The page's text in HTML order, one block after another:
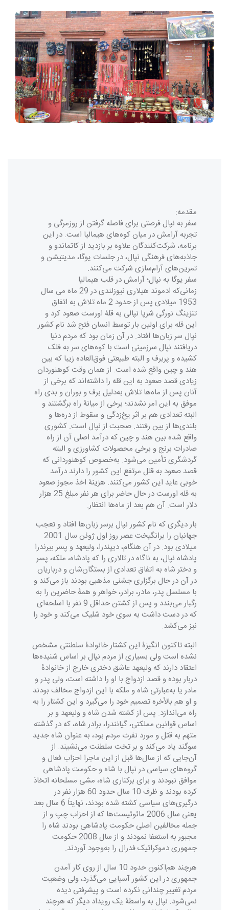
مقدمه:
سفر به نپال فرصتی برای فاصله گرفتن از روزمرگی و
تجربه آرامش در میان کوه‌های هیمالیا است. در این
برنامه، شرکت‌کنندگان علاوه بر بازدید از کاتماندو و
جاذبه‌های فرهنگی نپال، در جلسات یوگا، مدیتیشن و
تمرین‌های آرام‌سازی شرکت می‌کنند.
سفر یوگا به نپال؛ آرامش در قلب هیمالیا
زمانی‌که ادموند هیلاری نیوزلندی در 29 ماه می سال
1953 میلادی پس از حدود 2 ماه تلاش به اتفاق
تنزینگ نورگی شرپا نپالی به قلۀ اورست صعود کرد و
این قله برای اولین بار توسط انسان فتح شد نام کشور
نپال سر زبان‌ها افتاد. در آن زمان بود که مردم دنیا
دریافتند نپال سرزمینی است با کوه‌های سر به ‌فلک‌
کشیده و پربرف و البته طبیعتی فوق‌العاده زیبا که بین
هند و چین واقع شده است. از همان وقت کوهنوردان
زیادی قصد صعود به این قله را داشته‌اند که برخی از
آنان پس از ماه‌ها تلاش به‌دلیل برف و بوران و بدی راه
موفق به این امر نشدند؛ برخی از میانۀ راه برگشتند و
البته تعدادی هم بر اثر یخ‌زدگی و سقوط از دره‌ها و
بلندی‌ها از بین رفتند. صحبت از نپال است. کشوری
واقع شده بین هند و چین که درآمد اصلی آن از راه
صادرات برنج و برخی محصولات کشاورزی و البته
گردشگری تأمین می‌شود. به‌خصوص کوهنوردانی که
قصد صعود به قلل مرتفع این کشور را دارند درآمد
خوبی عاید این کشور می‌کنند. هزینۀ اخذ مجوز صعود
به قله اورست در حال حاضر برای هر نفر مبلغ 25 هزار
دلار است. آن هم بعد از ماه‌ها انتظار.
بار دیگری که نام کشور نپال برسر زبان‌ها افتاد و تعجب
جهانیان را برانگیخت عصر روز اول ژوئن سال 2001
میلادی بود. در آن هنگام، دیپندرا، ولیعهد و پسر بیرندرا
پادشاه نپال، به ناگاه در تالاری را که پادشاه، ملکه، پسر
و دختر شاه به اتفاق تعدادی از بستگان‌شان و درباریان
در آن در حال برگزاری جشنی مذهبی بودند باز می‌کند و
با مسلسل پدر، مادر، برادر، خواهر و همۀ حاضرین را به
رگبار می‌بندد و پس از کشتن حداقل 9 نفر با اسلحه‌ای
که در دست داشت به سوی خود شلیک می‌کند و خود را
نیز می‌کشد.
البته تاکنون انگیزۀ این کشتار خانوادۀ سلطنتی مشخص
نشده است ولی بسیاری از مردم نپال بر اساس شنیده‌ها
اعتقاد دارند که ولیعهد عاشق دختری خارج از خانوادۀ
دربار بوده و قصد ازدواج با او را داشته است، ولی پدر و
مادر یا به‌عبارتی شاه و ملکه با این ازدواج مخالف بودند
و او هم بالأخره تصمیم خود را می‌گیرد و این کشتار را به
راه می‌اندازد. پس از کشته شدن شاه و ولیعهد و بر
اساس قوانین مملکتی، گیانندرا، برادر شاه، که در گذشته
متهم به قتل و مورد نفرت مردم بود، به عنوان شاه جدید
سوگند یاد می‌کند و بر تخت سلطنت می‌نشیند. از
آن‌جایی که از سال‌ها قبل از این ماجرا احزاب فعال و
گروه‌های سیاسی در نپال با شاه و حکومت پادشاهی
موافق نبودند و برای برکناری شاه، مشی مسلحانه اتخاذ
کرده بودند و ظرف 10 سال حدود 60 هزار نفر در
درگیری‌های سیاسی کشته شده بودند، نهایتاً 6 سال بعد
یعنی سال 2006 مائوئیست‌ها که از احزاب چپ و از
جمله مخالفین اصلی حکومت پادشاهی بودند شاه را
مجبور به استعفا نمودند و از سال 2008 حکومت
جمهوری دموکراتیک فدرال را به‌وجود آوردند.
هرچند هم‌اکنون حدود 10 سال از روی کار آمدن
جمهوری در این کشور آسیایی می‌گذرد، ولی وضعیت
مردم تغییر چندانی نکرده است و پیشرفتی دیده
نمی‌شود. نپال به واسطۀ یک رویداد دیگر که هرچند